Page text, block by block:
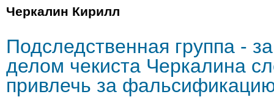
Черкалин Кирилл
Подследственная группа -
делом чекиста Черкалина
привлечь за